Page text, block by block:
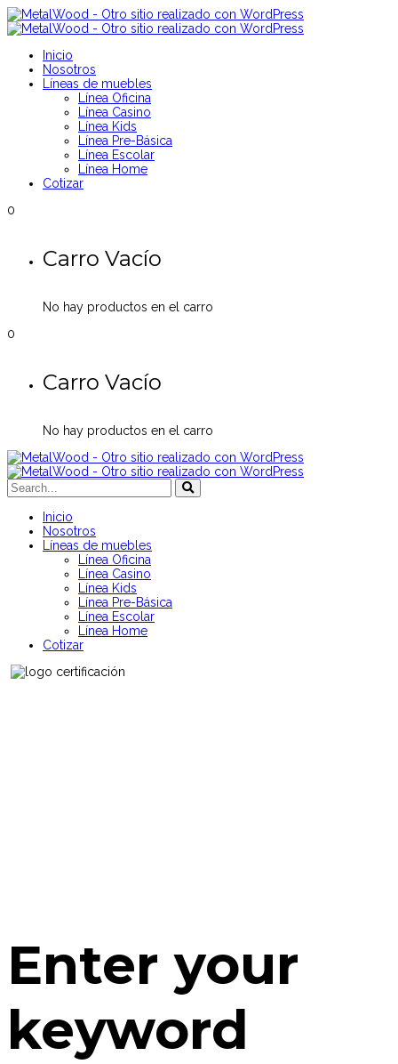
Inicio
Nosotros
Líneas de muebles
Línea Oficina
Línea Casino
Línea Kids
Línea Pre-Básica
Línea Escolar
Línea Home
Cotizar
0
Carro Vacío
No hay productos en el carro
0
Carro Vacío
No hay productos en el carro
Inicio
Nosotros
Líneas de muebles
Línea Oficina
Línea Casino
Línea Kids
Línea Pre-Básica
Línea Escolar
Línea Home
Cotizar
Enter your
keyword